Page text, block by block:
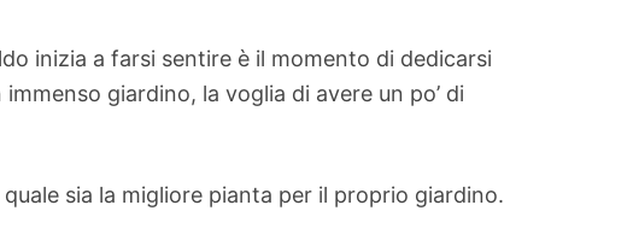
inizia a farsi sentire è il momento di dedicarsi
giardino, la voglia di avere un po’ di
sia la migliore pianta per il proprio giardino.